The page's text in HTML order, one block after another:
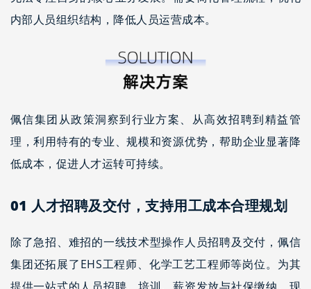
内部人员组织结构，降低人员运营成本。
佩信集团从政策洞察到行业方案、从高效招聘到精益管
理，利用特有的专业、规模和资源优势，帮助企业显著降
低成本，促进人才运转可持续。
01 人才招聘及交付，支持用工成本合理规划
除了急招、难招的一线技术型操作人员招聘及交付，佩信
集团还拓展了EHS工程师、化学工艺工程师等岗位。为其